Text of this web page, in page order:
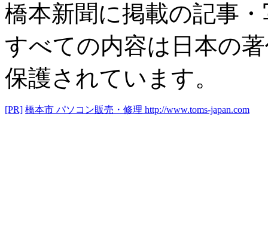
橋本新聞に掲載の記事
すべての内容は日本の
保護されています。
[PR] 橋本市 パソコン販売・修理 http://www.toms-japan.com